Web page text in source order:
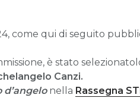
come qui di seguito
è stato
Canzi.
d’angelonella Rassegna